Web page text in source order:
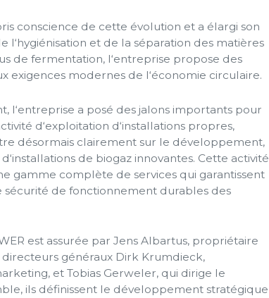
conscience de cette évolution et a élargi son
l‘hygiénisation et de la séparation des matières
de fermentation, l‘entreprise propose des
exigences modernes de l‘économie circulaire.
l‘entreprise a posé des jalons importants pour
d‘exploitation d‘installations propres,
désormais clairement sur le développement,
de biogaz innovantes. Cette activité
gamme complète de services qui garantissent
de fonctionnement durables des
est assurée par Jens Albartus, propriétaire
directeurs généraux Dirk Krumdieck,
et Tobias Gerweler, qui dirige le
ils définissent le développement stratégique